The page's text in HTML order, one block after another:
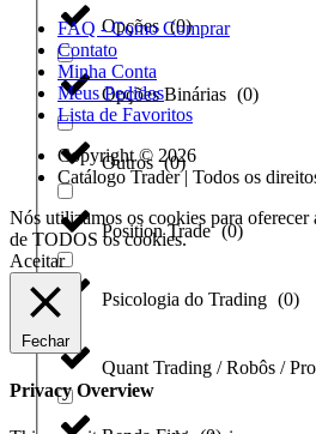
Opções (0)
Opções Binárias (0)
Outros (0)
Position Trade (0)
Psicologia do Trading (0)
Quant Trading / Robôs /
FAQ - Como Comprar
Contato
Minha Conta
Meus Pedidos
Lista de Favoritos
Copyright © 2026
Catálogo Trader | Todos os
Nós utilizamos os cookies para
de TODOS os cookies.
Aceitar
Fechar
Privacy Overview